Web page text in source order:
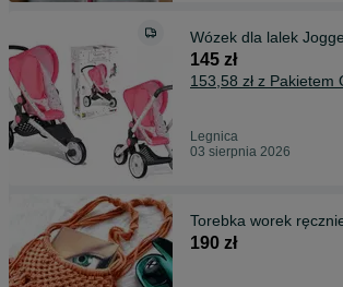
Wózek dla lalek
145 zł
153,58 zł z Pakietem
Legnica
03 sierpnia 2026
Torebka worek
190 zł